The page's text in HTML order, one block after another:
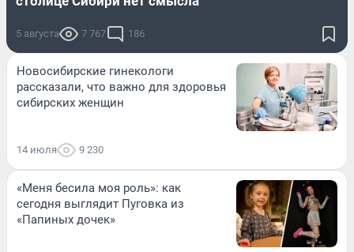
5 августа 7 767 186
Новосибирские гинекологи
рассказали, что важно для здоровья
сибирских женщин
14 июля 9 230
«Меня бесила моя роль»: как
сегодня выглядит Пуговка из
«Папиных дочек»